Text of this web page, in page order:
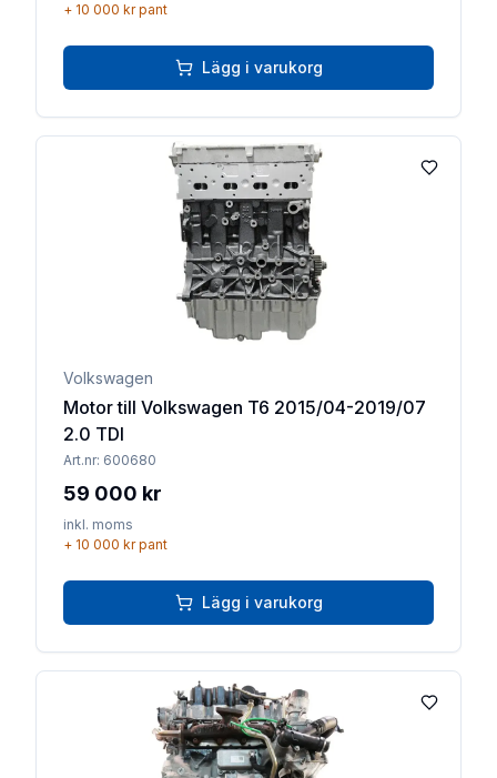
+ 10 000 krpant
Lägg i varukorg
Lägg till
Volkswagen
Motor till Volkswagen T6 2015/04-2019/07
2.0 TDI
Art.nr: 600680
59 000 kr
inkl. moms
+ 10 000 krpant
Lägg i varukorg
Lägg till